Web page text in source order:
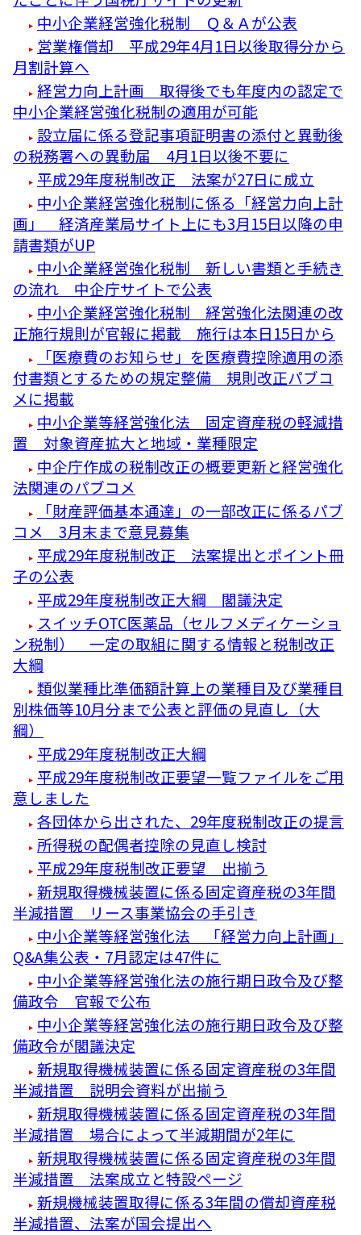
中小企業経営強化税制 Ｑ＆Ａが公表
営業権償却 平成29年4月1日以後取得分から
月割計算へ
経営力向上計画 取得後でも年度内の認定で
中小企業経営強化税制の適用が可能
設立届に係る登記事項証明書の添付と異動後
の税務署への異動届 4月1日以後不要に
平成29年度税制改正 法案が27日に成立
中小企業経営強化税制に係る「経営力向上計
画」 経済産業局サイト上にも3月15日以降の申
請書類がUP
中小企業経営強化税制 新しい書類と手続き
の流れ 中企庁サイトで公表
中小企業経営強化税制 経営強化法関連の改
正施行規則が官報に掲載 施行は本日15日から
「医療費のお知らせ」を医療費控除適用の添
付書類とするための規定整備 規則改正パブコ
メに掲載
中小企業等経営強化法 固定資産税の軽減措
置 対象資産拡大と地域・業種限定
中企庁作成の税制改正の概要更新と経営強化
法関連のパブコメ
「財産評価基本通達」の一部改正に係るパブ
コメ 3月末まで意見募集
平成29年度税制改正 法案提出とポイント冊
子の公表
平成29年度税制改正大綱 閣議決定
スイッチOTC医薬品（セルフメディケーショ
ン税制） 一定の取組に関する情報と税制改正
大綱
類似業種比準価額計算上の業種目及び業種目
別株価等10月分まで公表と評価の見直し（大
綱）
平成29年度税制改正大綱
平成29年度税制改正要望一覧ファイルをご用
意しました
各団体から出された、29年度税制改正の提言
所得税の配偶者控除の見直し検討
平成29年度税制改正要望 出揃う
新規取得機械装置に係る固定資産税の3年間
半減措置 リース事業協会の手引き
中小企業等経営強化法 「経営力向上計画」
Q&A集公表・7月認定は47件に
中小企業等経営強化法の施行期日政令及び整
備政令 官報で公布
中小企業等経営強化法の施行期日政令及び整
備政令が閣議決定
新規取得機械装置に係る固定資産税の3年間
半減措置 説明会資料が出揃う
新規取得機械装置に係る固定資産税の3年間
半減措置 場合によって半減期間が2年に
新規取得機械装置に係る固定資産税の3年間
半減措置 法案成立と特設ページ
新規機械装置取得に係る3年間の償却資産税
半減措置、法案が国会提出へ